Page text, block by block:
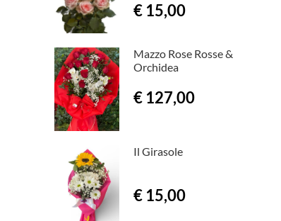
€ 15,00
Mazzo Rose Rosse &
Orchidea
€ 127,00
Il Girasole
€ 15,00